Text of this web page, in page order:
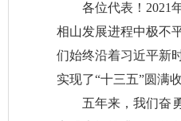
各位代表！2021
相山发展进程中极不
们始终沿着习近平新
实现了“十三五”圆满
五年来，我们奋